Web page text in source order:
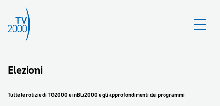
Elezioni
Tutte le notizie di TG2000 e inBlu2000 e gli approfondimenti dei programmi